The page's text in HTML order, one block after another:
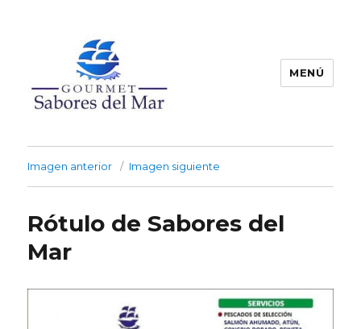
MENÚ
Imagen anterior Imagen siguiente
Rótulo de Sabores del
Mar